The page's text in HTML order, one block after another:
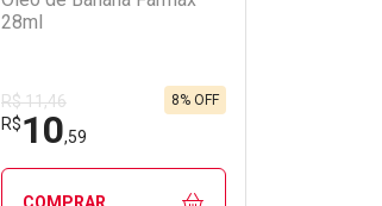
28ml
R$ 11,46
R$10,59
8% OFF
COMPRAR